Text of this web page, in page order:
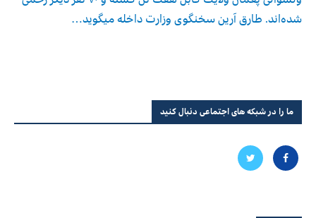
شده‌اند. طارق آرین سخنگوی وزارت داخله میگوید…
ما را در شبکه های اجتماعی دنبال کنید